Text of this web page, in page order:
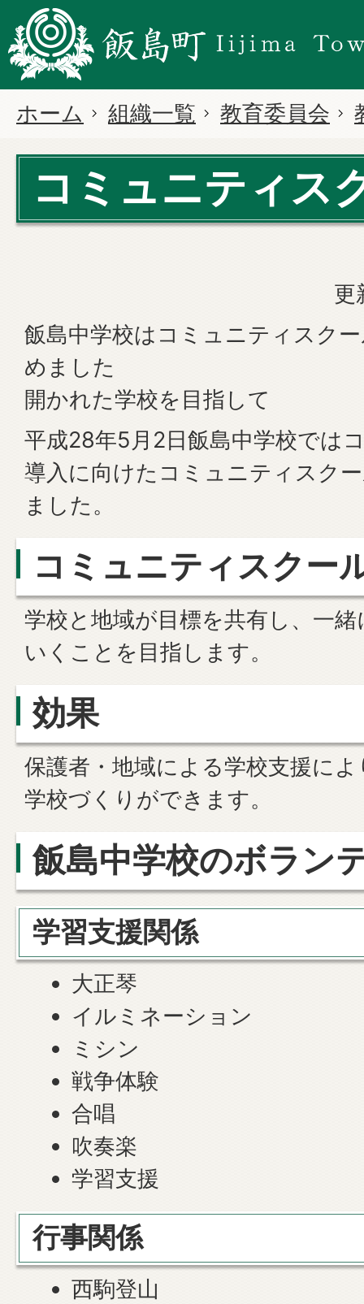
ホーム 組織一覧 教育委員会
コミュニティス
更
飯島中学校はコミュニティスク
めました
開かれた学校を目指して
平成28年5月2日飯島中学校では
導入に向けたコミュニティスク
ました。
コミュニティスクー
学校と地域が目標を共有し、一
いくことを目指します。
効果
保護者・地域による学校支援に
学校づくりができます。
飯島中学校のボラン
学習支援関係
大正琴
イルミネーション
ミシン
戦争体験
合唱
吹奏楽
学習支援
行事関係
西駒登山